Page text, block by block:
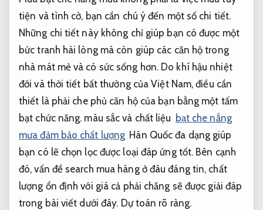
tiện và tình cờ, bạn cần chú ý đến một số chi tiết.
Những chi tiết này không chỉ giúp bạn có được một
bức tranh hài lòng mà còn giúp các căn hộ trong
nhà mát mẻ và có sức sống hơn. Do khí hậu nhiệt
đới và thời tiết bất thường của Việt Nam, điều cần
thiết là phải che phủ căn hộ của bạn bằng một tấm
bạt chức năng. màu sắc và chất liệu bạt che nắng
mưa đảm bảo chất lượng Hàn Quốc đa dạng giúp
bạn có lẽ chọn lọc được loại đáp ứng tốt. Bên cạnh
đó, vấn đề search mua hàng ở đâu đáng tin, chất
lượng ổn định với giá cả phải chăng sẽ được giải đáp
trong bài viết dưới đây. Dự toán rõ ràng.